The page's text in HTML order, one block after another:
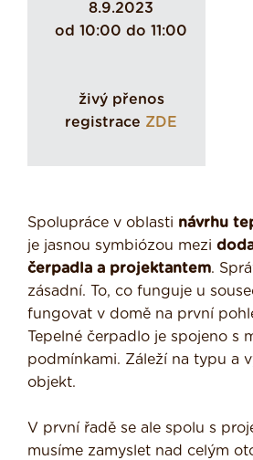
8.9.2023
od 10:00 do 11:00
živý přenos
registrace ZDE
Spolupráce v oblasti návrhu
je jasnou symbiózou mezi
čerpadla a projektantem.
zásadní. To, co funguje u
fungovat v domě na první
Tepelné čerpadlo je spojeno s
podmínkami. Záleží na typu a
objekt.
V první řadě se ale spolu s
musíme zamyslet nad celým